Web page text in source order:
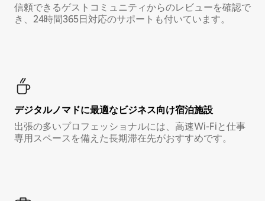
信頼できるゲストコミュニティからのレビューを確認で
き、24時間365日対応のサポートも付いています。
デジタルノマド⁠に最⁠適⁠なビ⁠ジ⁠ネ⁠ス⁠向⁠け宿⁠泊⁠施⁠設
出張の多いプロフェッショナルには、高速Wi-Fiと仕事
専用スペースを備えた長期滞在先がおすすめです。